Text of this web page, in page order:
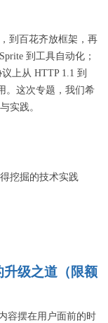
到百花齐放框架，再
到工具自动化；
上从 HTTP 1.1 到
。这次专题，我们希
实践。
挖掘的技术实践
级之道（限额
容摆在用户面前的时